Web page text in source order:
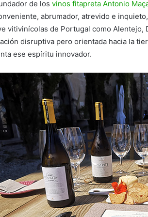
de los vinos fitapreta Antonio
abrumador, atrevido e
vitivinícolas de Portugal como Alentejo,
disruptiva pero orientada hacia la
ese espíritu innovador.